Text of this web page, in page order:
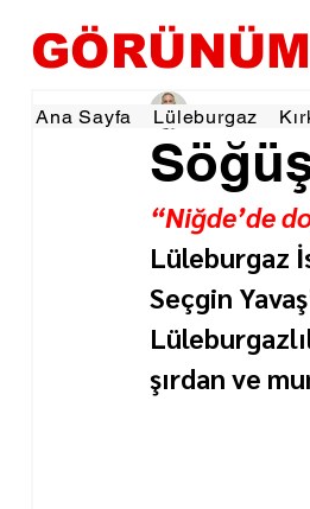
GÖRÜNÜM
Ana Sayfa Lüleburgaz
Hamza Dalgıç
“Niğde’de
Lüleburgaz
Seçgin
şırdan ve